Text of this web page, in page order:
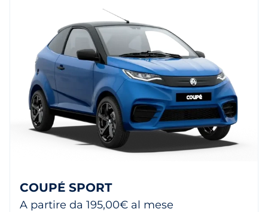
COUPÉ SPORT
A partire da 195,00€ al mese